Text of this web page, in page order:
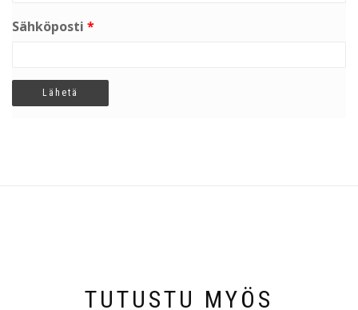
Sähköposti *
TUTUSTU MYÖS